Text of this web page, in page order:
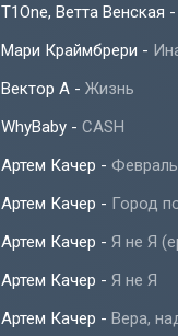
T1One, Ветта Венская -
Мари Краймбрери -
Вектор А - Жизнь
WhyBaby - CASH
Артем Качер - Февраль
Артем Качер - Город
Артем Качер - Я не Я
Артем Качер - Я не Я
Артем Качер - Вера,